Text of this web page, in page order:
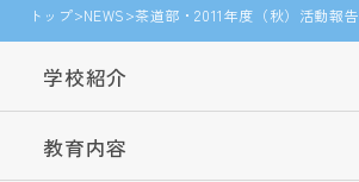
トップ NEWS 茶道部・2011年度（秋）活動報告
学校紹介
教育内容